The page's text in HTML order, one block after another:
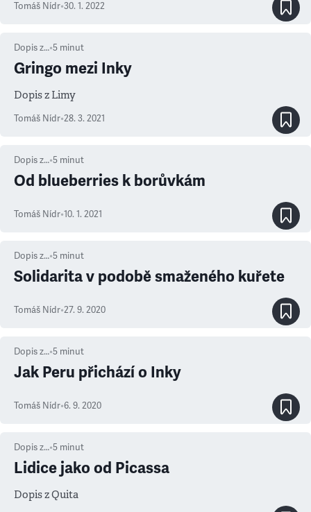
Tomáš Nídr•30. 1. 2022
Dopis z…•5 minut
Gringo mezi Inky
Dopis z Limy
Tomáš Nídr•28. 3. 2021
Dopis z…•5 minut
Od blueberries k borůvkám
Tomáš Nídr•10. 1. 2021
Dopis z…•5 minut
Solidarita v podobě smaženého kuřete
Tomáš Nídr•27. 9. 2020
Dopis z…•5 minut
Jak Peru přichází o Inky
Tomáš Nídr•6. 9. 2020
Dopis z…•5 minut
Lidice jako od Picassa
Dopis z Quita